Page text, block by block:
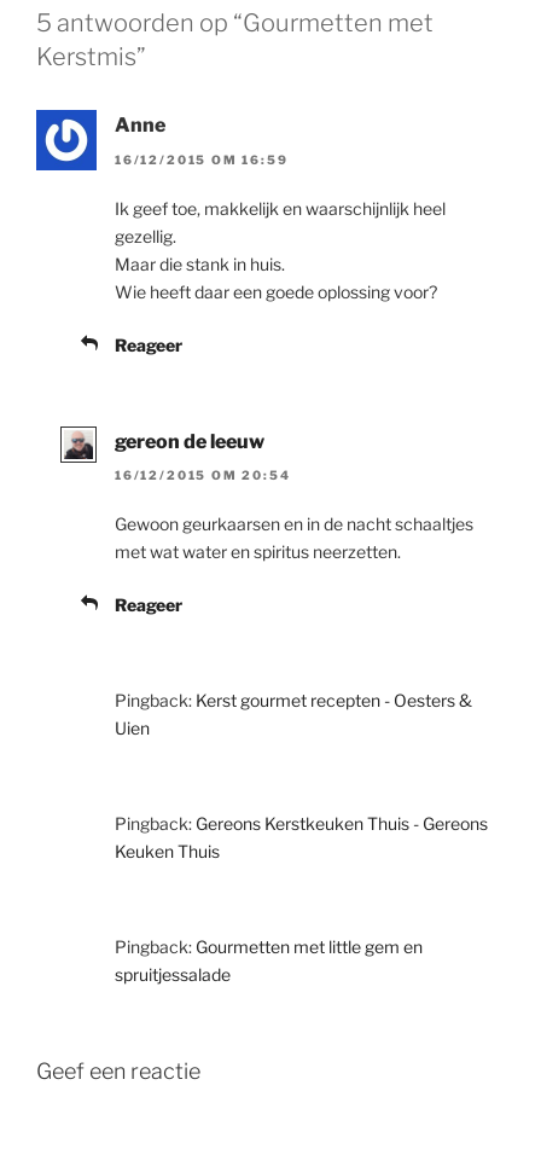
5 antwoorden op “Gourmetten met
Kerstmis”
Anne
16/12/2015 OM 16:59
Ik geef toe, makkelijk en waarschijnlijk heel
gezellig.
Maar die stank in huis.
Wie heeft daar een goede oplossing voor?
Reageer
gereon de leeuw
16/12/2015 OM 20:54
Gewoon geurkaarsen en in de nacht schaaltjes
met wat water en spiritus neerzetten.
Reageer
Pingback: Kerst gourmet recepten - Oesters &
Uien
Pingback: Gereons Kerstkeuken Thuis - Gereons
Keuken Thuis
Pingback: Gourmetten met little gem en
spruitjessalade
Geef een reactie